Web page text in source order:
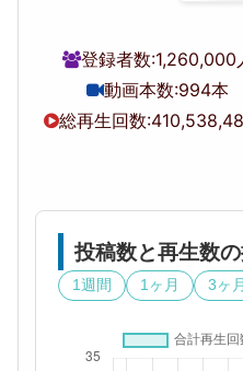
登録者数:1,260,000
動画本数:994本
総再生回数:
投稿数と再生数
1週間 1ヶ月 3ヶ月